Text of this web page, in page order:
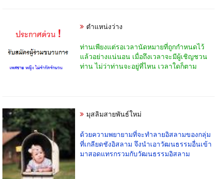
ตำแหน่งว่าง
ท่านเพียงแต่รอเวลานัดหมายที่ถูกกำหนดไว้
แล้วอย่างแน่นอน เมื่อถึงเวลาจะมีผู้เชิญชวน
ท่าน ไม่ว่าท่านจะอยู่ที่ไหน เวลาใดก็ตาม
มุสลิมสายพันธ์ใหม่
ด้วยความพยายามที่จะทำลายอิสลามของกลุ่ม
ที่เกลียดชังอิสลาม จึงนำเอาวัฒนธรรมอื่นเข้า
มาสอดแทรกรวมกับวัฒนธรรมอิสลาม